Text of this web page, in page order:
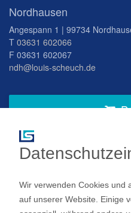
Nordhausen
Angespann 1 | 99734
T 03631 602066
F 03631 602067
ndh@louis-scheuch.de
Fragen
Zum
Wir verwenden Cookies und
auf unserer Website. Einige